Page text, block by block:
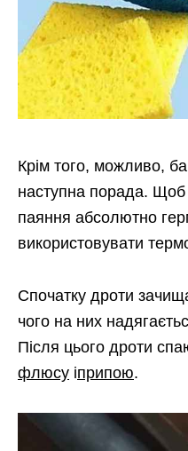
Крім того, можливо,
наступна порада. Щоб
паяння абсолютно
використовувати
Спочатку дроти
чого на них
Після цього дроти
флюсу іприпою.